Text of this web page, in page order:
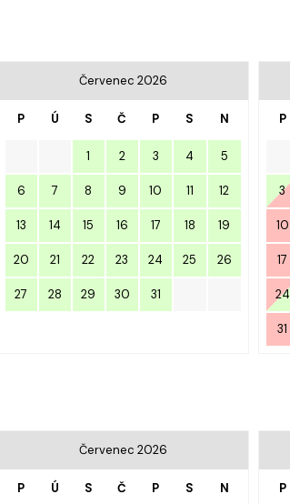
Červenec 2026
P Ú S Č P S N
1 2 3 4 5
6 7 8 9 10 11 12
13 14 15 16 17 18 19
20 21 22 23 24 25 26
27 28 29 30 31
P
3
10
17
24
31
Červenec 2026
P Ú S Č P S N P